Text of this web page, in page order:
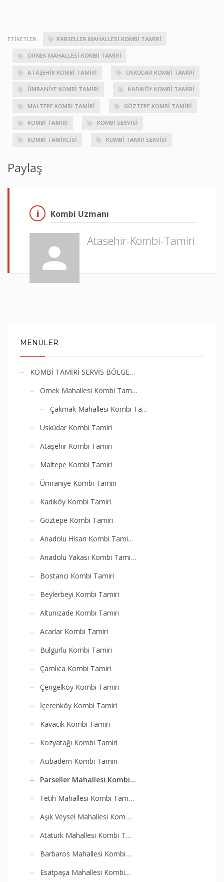
ETIKETLER: PARSELLER MAHALLESI KOMBI TAMIRI
ÖRNEK MAHALLESI KOMBI TAMIRI
ATAŞEHIR KOMBI TAMIRI ÜSKÜDAR KOMBI TAMIRI
ÜMRANIYE KOMBI TAMIRI KADIKÖY KOMBI TAMIRI
MALTEPE KOMBI TAMIRI GÖZTEPE KOMBI TAMIRI
KOMBI TAMIRI KOMBI SERVISI
KOMBI TAMIRCISI KOMBI TAMIR SERVISI
Paylaş
Kombi Uzmanı
Atasehir-Kombi-Tamiri
MENÜLER
KOMBİ TAMİRİ SERVİS BÖLGE…
Örnek Mahallesi Kombi Tam…
Çakmak Mahallesi Kombi Ta…
Üsküdar Kombi Tamiri
Ataşehir Kombi Tamiri
Maltepe Kombi Tamiri
Ümraniye Kombi Tamiri
Kadıköy Kombi Tamiri
Göztepe Kombi Tamiri
Anadolu Hisarı Kombi Tami…
Anadolu Yakası Kombi Tami…
Bostancı Kombi Tamiri
Beylerbeyi Kombi Tamiri
Altunizade Kombi Tamiri
Acarlar Kombi Tamiri
Bulgurlu Kombi Tamiri
Çamlıca Kombi Tamiri
Çengelköy Kombi Tamiri
İçerenköy Kombi Tamiri
Kavacık Kombi Tamiri
Kozyatağı Kombi Tamiri
Acıbadem Kombi Tamiri
Parseller Mahallesi Kombi…
Fetih Mahallesi Kombi Tam…
Aşık Veysel Mahallesi Kom…
Atatürk Mahallesi Kombi T…
Barbaros Mahallesi Kombi…
Esatpaşa Mahallesi Kombi…